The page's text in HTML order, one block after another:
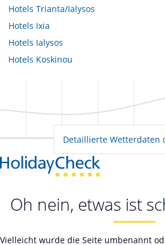
Hotels Trianta/Ialysos
Hotels Ixia
Hotels Ialysos
Hotels Koskinou
Detaillierte Wetterdaten
Oh nein, etwas ist
Vielleicht wurde die Seite umbenannt